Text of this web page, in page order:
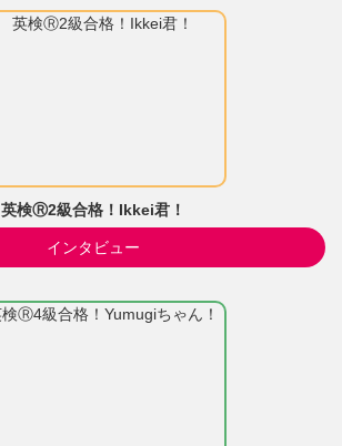
英検Ⓡ2級合格！Ikkei君！
インタビュー